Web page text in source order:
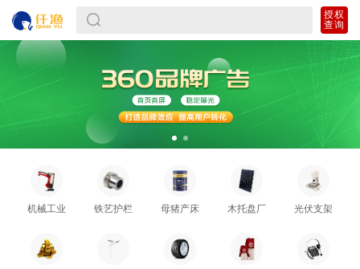
授权
查询
机械工业 铁艺护栏 母猪产床 木托盘厂 光伏支架